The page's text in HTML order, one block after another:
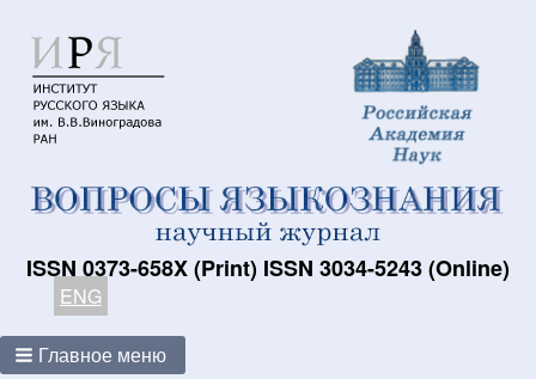
ISSN 0373-658X (Print) ISSN 3034-5243 (Online)
ENG
Главное меню